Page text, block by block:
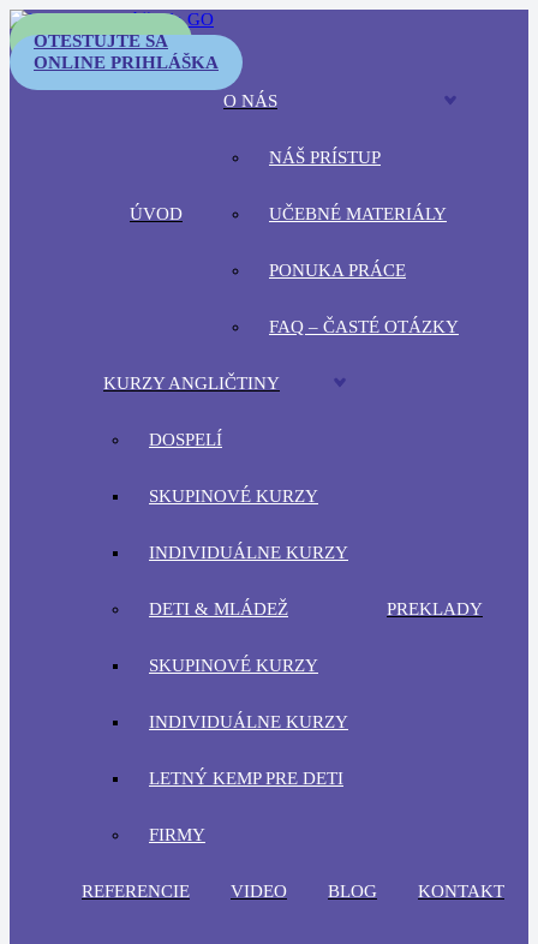
OTESTUJTE SA
ONLINE PRIHLÁŠKA
ÚVOD
O NÁS
NÁŠ PRÍSTUP
UČEBNÉ MATERIÁLY
PONUKA PRÁCE
FAQ – ČASTÉ OTÁZKY
KURZY ANGLIČTINY
DOSPELÍ
SKUPINOVÉ KURZY
INDIVIDUÁLNE KURZY
DETI & MLÁDEŽ
SKUPINOVÉ KURZY
INDIVIDUÁLNE KURZY
LETNÝ KEMP PRE DETI
FIRMY
PREKLADY
REFERENCIE VIDEO BLOG KONTAKT